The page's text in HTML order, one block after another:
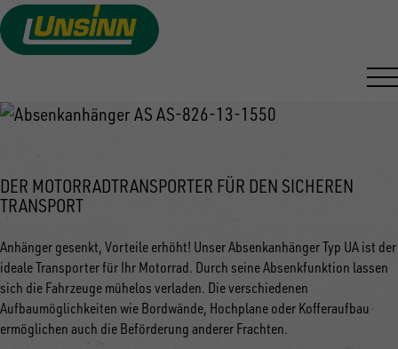
Direkt
zum
ABSENKANHÄNGER
DER MOTORRADTRANSPORTER FÜR DEN SICHEREN
TRANSPORT
Anhänger gesenkt, Vorteile erhöht! Unser Absenkanhänger Typ UA ist der
ideale Transporter für Ihr Motorrad. Durch seine Absenkfunktion lassen
sich die Fahrzeuge mühelos verladen. Die verschiedenen
Aufbaumöglichkeiten wie Bordwände, Hochplane oder Kofferaufbau
ermöglichen auch die Beförderung anderer Frachten.